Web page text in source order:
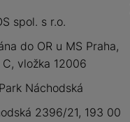
spol. s r.o.
do OR u MS Praha,
vložka 12006
Náchodská
2396/21, 193 00